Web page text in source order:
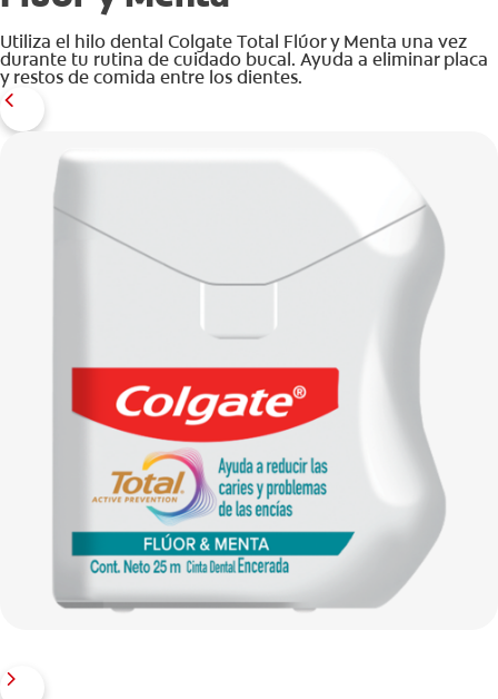
Utiliza el hilo dental Colgate Total Flúor y Menta una vez
durante tu rutina de cuidado bucal. Ayuda a eliminar placa
y restos de comida entre los dientes.